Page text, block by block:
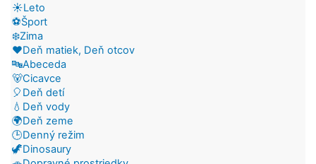
☀️Leto
⚽Šport
❄️Zima
❤️Deň matiek, Deň otcov
🔤Abeceda
🐻Cicavce
🎈Deň detí
💧Deň vody
🌍Deň zeme
🕒Denný režim
🦖Dinosaury